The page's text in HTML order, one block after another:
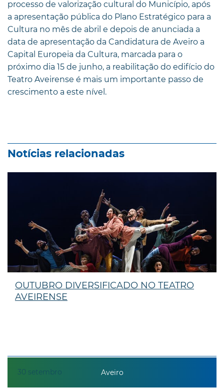
processo de valorização cultural do Município, após
a apresentação pública do Plano Estratégico para a
Cultura no mês de abril e depois de anunciada a
data de apresentação da Candidatura de Aveiro a
Capital Europeia da Cultura, marcada para o
próximo dia 15 de junho, a reabilitação do edifício do
Teatro Aveirense é mais um importante passo de
crescimento a este nível.
Notícias relacionadas
30 setembro
OUTUBRO DIVERSIFICADO NO TEATRO
AVEIRENSE
Aveiro